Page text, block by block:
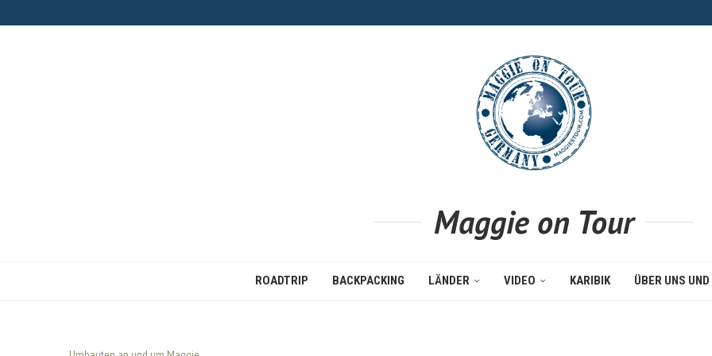
Maggie on Tour
ROADTRIP BACKPACKING LÄNDER VIDEO KARIBIK ÜBER UNS